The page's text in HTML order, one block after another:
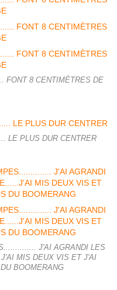
FONT 8 CENTIMÈTRES DE
LE PLUS DUR CENTRER
J'AI AGRANDI LES
MIS DEUX VIS ET J'AI
BOOMERANG